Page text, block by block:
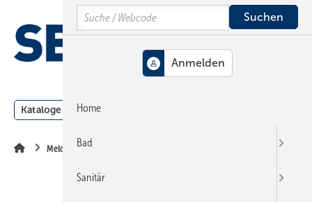
Hauptinhalt
Hauptmenü
SiteSearch
Kataloge Meldungen
Meldungen
Search
Home
Bad
Sanitär